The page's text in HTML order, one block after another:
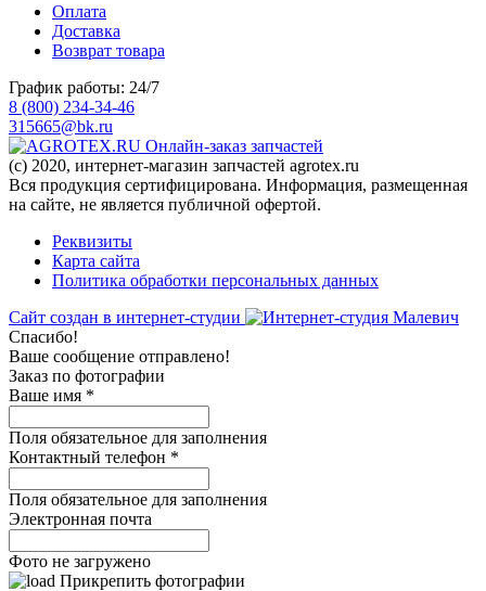
Оплата
Доставка
Возврат товара
График работы: 24/7
8 (800) 234-34-46
315665@bk.ru
Онлайн-заказ запчастей
(c) 2020, интернет-магазин запчастей agrotex.ru
Вся продукция сертифицирована. Информация, размещенная
на сайте, не является публичной офертой.
Реквизиты
Карта сайта
Политика обработки персональных данных
Сайт создан в интернет-студии
Спасибо!
Ваше сообщение отправлено!
Заказ по фотографии
Ваше имя *
Поля обязательное для заполнения
Контактный телефон *
Поля обязательное для заполнения
Электронная почта
Фото не загружено
Прикрепить фотографии